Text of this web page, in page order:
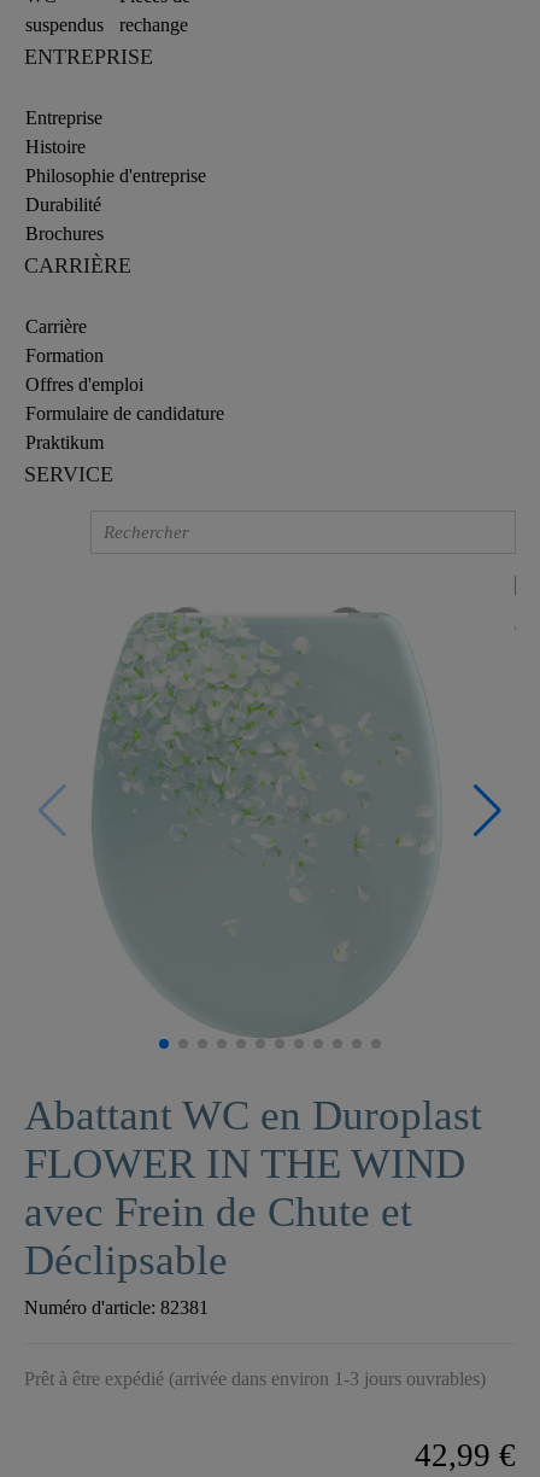
suspendus
rechange
ENTREPRISE
Entreprise
Histoire
Philosophie d'entreprise
Durabilité
Brochures
CARRIÈRE
Carrière
Formation
Offres d'emploi
Formulaire de candidature
Praktikum
SERVICE
Abattant WC en Duroplast
FLOWER IN THE WIND
avec Frein de Chute et
Déclipsable
Numéro d'article: 82381
Prêt à être expédié (arrivée dans environ 1-3 jours ouvrables)
42,99 €